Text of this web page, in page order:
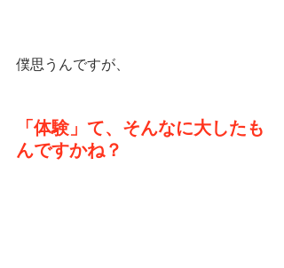
僕思うんですが、
「体験」て、そんなに大したも
んですかね？